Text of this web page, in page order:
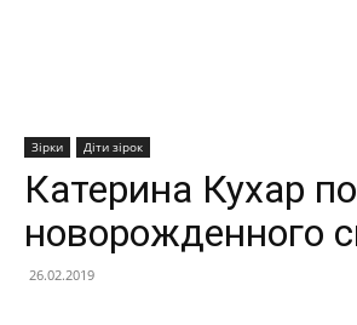
Зірки Діти зірок
Катерина Кухар
новорожденного
26.02.2019